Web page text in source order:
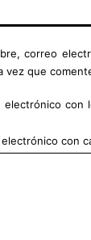
correo
vez que
electrónico con
con